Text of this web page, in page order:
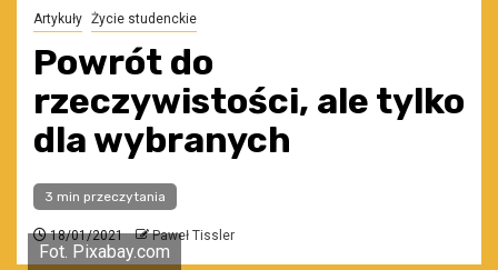
Artykuły Życie studenckie
Powrót do
rzeczywistości, ale tylko
dla wybranych
3 min przeczytania
18/01/2021 Paweł Tissler
Fot. Pixabay.com